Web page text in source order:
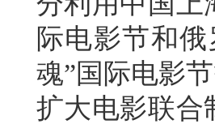
际电影节和
魂”国际电影
扩大电影联合